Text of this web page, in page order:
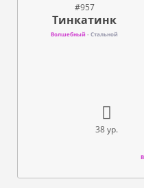
#957
Тинкатинк
Волшебный- Стальной
38 ур.